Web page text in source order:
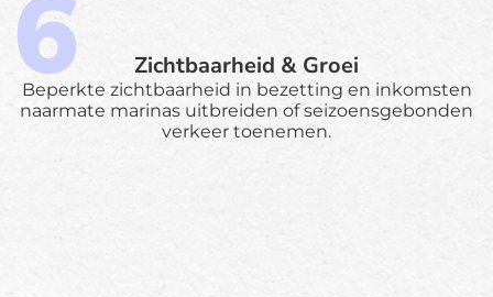
Zichtbaarheid & Groei
Beperkte zichtbaarheid in bezetting en inkomsten
naarmate marinas uitbreiden of seizoensgebonden
verkeer toenemen.